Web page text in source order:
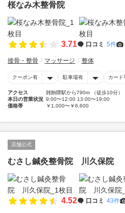
桜なみ木整骨院
3.71 口コミ 5件
接骨・整骨 マッサージ 整体
クーポン有 駐車場有 カード
アクセス
雑餉隈駅から790m （徒歩10分）
本日の営業状況 9:00〜12:00 13:00〜19:00
価格帯
￥1,000〜￥6,600
店舗公式
むさし鍼灸整骨院 川久保院
4.52 口コミ 43件